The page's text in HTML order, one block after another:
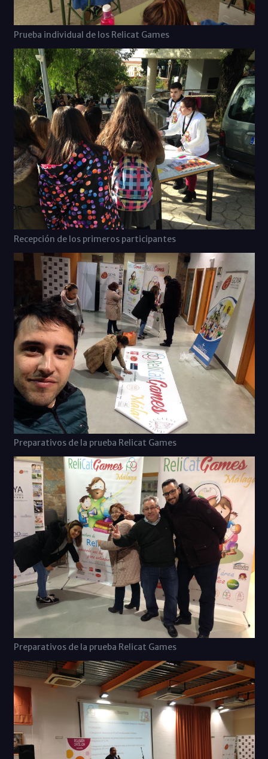
Prueba individual de los Relicat Games
Recepción de los primeros participantes
Preparativos de la prueba Relicat Games
Preparativos de la prueba Relicat Games